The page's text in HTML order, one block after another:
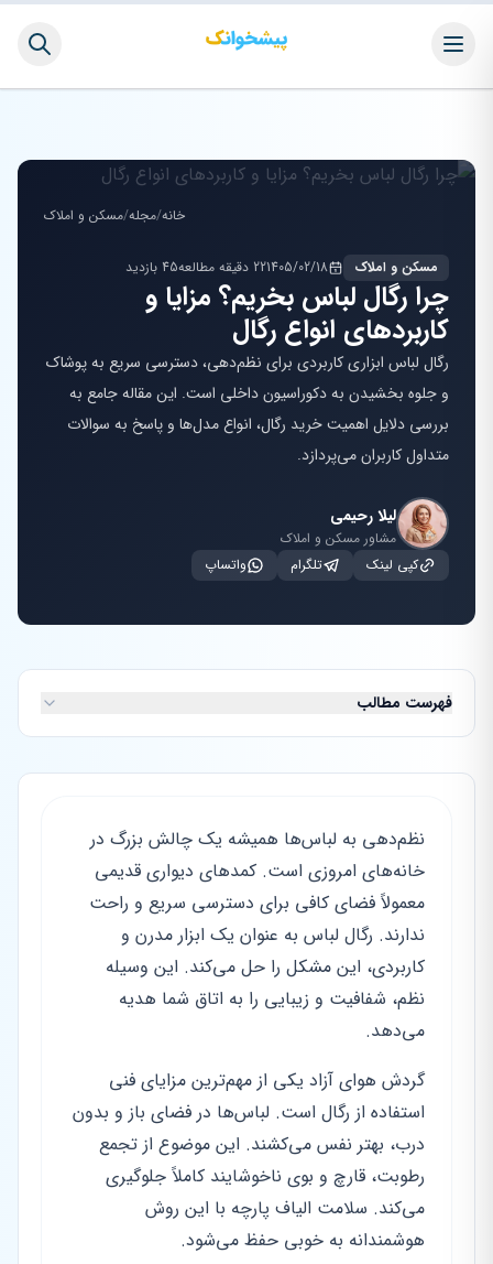
خانه/مجله/مسکن و املاک
مسکن و املاک 1405/02/1822 دقیقه مطالعه 45 بازدید
چرا رگال لباس بخریم؟ مزایا و
کاربردهای انواع رگال
رگال لباس ابزاری کاربردی برای نظم‌دهی، دسترسی سریع به پوشاک
و جلوه بخشیدن به دکوراسیون داخلی است. این مقاله جامع به
بررسی دلایل اهمیت خرید رگال، انواع مدل‌ها و پاسخ به سوالات
متداول کاربران می‌پردازد.
لیلا رحیمی
مشاور مسکن و املاک
کپی لینک
تلگرام واتساپ
فهرست مطالب
نظم‌دهی به لباس‌ها همیشه یک چالش بزرگ در
خانه‌های امروزی است. کمدهای دیواری قدیمی
معمولاً فضای کافی برای دسترسی سریع و راحت
ندارند. رگال لباس به عنوان یک ابزار مدرن و
کاربردی، این مشکل را حل می‌کند. این وسیله
نظم، شفافیت و زیبایی را به اتاق شما هدیه
می‌دهد.
گردش هوای آزاد یکی از مهم‌ترین مزایای فنی
استفاده از رگال است. لباس‌ها در فضای باز و بدون
درب، بهتر نفس می‌کشند. این موضوع از تجمع
رطوبت، قارچ و بوی ناخوشایند کاملاً جلوگیری
می‌کند. سلامت الیاف پارچه با این روش
هوشمندانه به خوبی حفظ می‌شود.